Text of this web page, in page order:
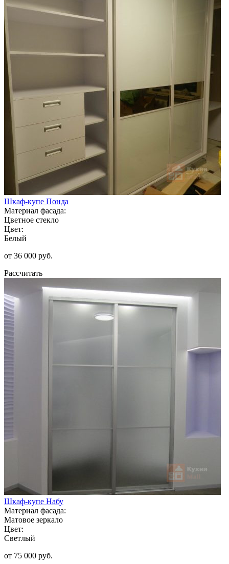
Шкаф-купе Понда
Материал фасада:
Цветное стекло
Цвет:
Белый
от 36 000 руб.
Рассчитать
Шкаф-купе Набу
Материал фасада:
Матовое зеркало
Цвет:
Светлый
от 75 000 руб.